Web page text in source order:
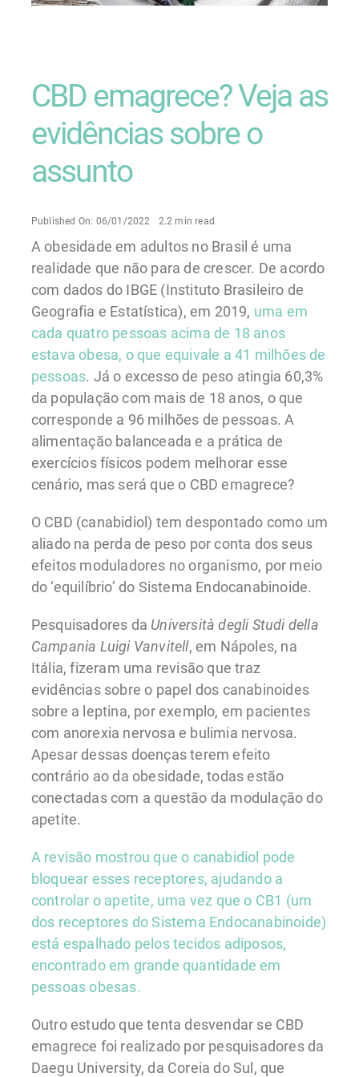
CBD emagrece? Veja as
evidências sobre o
assunto
Published On: 06/01/2022 2.2 min read
A obesidade em adultos no Brasil é uma
realidade que não para de crescer. De acordo
com dados do IBGE (Instituto Brasileiro de
Geografia e Estatística), em 2019, uma em
cada quatro pessoas acima de 18 anos
estava obesa, o que equivale a 41 milhões de
pessoas. Já o excesso de peso atingia 60,3%
da população com mais de 18 anos, o que
corresponde a 96 milhões de pessoas. A
alimentação balanceada e a prática de
exercícios físicos podem melhorar esse
cenário, mas será que o CBD emagrece?
O CBD (canabidiol) tem despontado como um
aliado na perda de peso por conta dos seus
efeitos moduladores no organismo, por meio
do ‘equilíbrio’ do Sistema Endocanabinoide.
Pesquisadores da Università degli Studi della
Campania Luigi Vanvitell, em Nápoles, na
Itália, fizeram uma revisão que traz
evidências sobre o papel dos canabinoides
sobre a leptina, por exemplo, em pacientes
com anorexia nervosa e bulimia nervosa.
Apesar dessas doenças terem efeito
contrário ao da obesidade, todas estão
conectadas com a questão da modulação do
apetite.
A revisão mostrou que o canabidiol pode
bloquear esses receptores, ajudando a
controlar o apetite, uma vez que o CB1 (um
dos receptores do Sistema Endocanabinoide)
está espalhado pelos tecidos adiposos,
encontrado em grande quantidade em
pessoas obesas.
Outro estudo que tenta desvendar se CBD
emagrece foi realizado por pesquisadores da
Daegu University, da Coreia do Sul, que